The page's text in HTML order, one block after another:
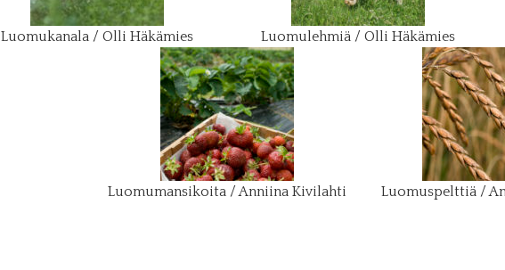
Luomukanala / Olli Häkämies Luomulehmiä / Olli Häkämies
Luomumansikoita / Anniina Kivilahti Luomuspelttiä /